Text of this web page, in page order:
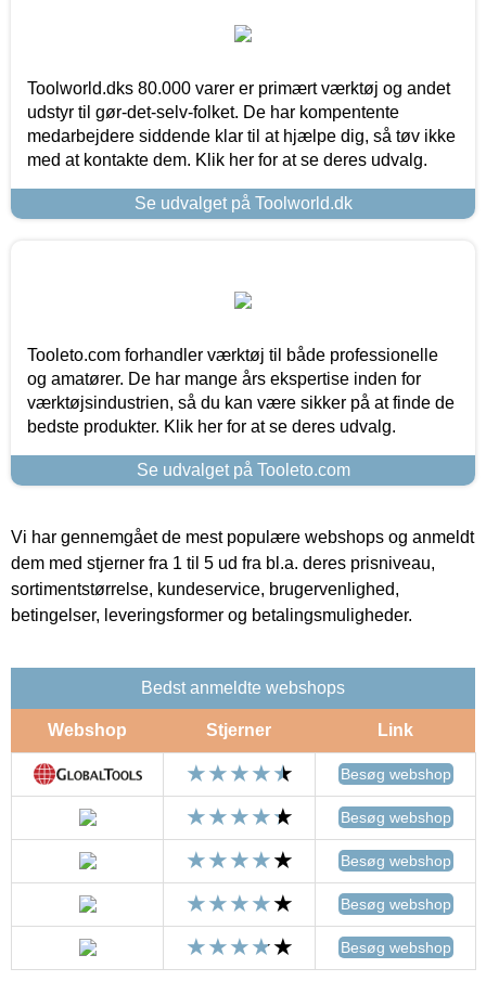
Toolworld.dks 80.000 varer er primært værktøj og andet
udstyr til gør-det-selv-folket. De har kompentente
medarbejdere siddende klar til at hjælpe dig, så tøv ikke
med at kontakte dem. Klik her for at se deres udvalg.
Se udvalget på Toolworld.dk
Tooleto.com forhandler værktøj til både professionelle
og amatører. De har mange års ekspertise inden for
værktøjsindustrien, så du kan være sikker på at finde de
bedste produkter. Klik her for at se deres udvalg.
Se udvalget på Tooleto.com
Vi har gennemgået de mest populære webshops og anmeldt
dem med stjerner fra 1 til 5 ud fra bl.a. deres prisniveau,
sortimentstørrelse, kundeservice, brugervenlighed,
betingelser, leveringsformer og betalingsmuligheder.
Bedst anmeldte webshops
Webshop Stjerner Link
Besøg webshop
Besøg webshop
Besøg webshop
Besøg webshop
Besøg webshop